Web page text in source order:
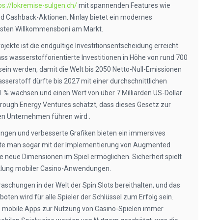
lokremise-sulgen.ch/mit spannenden Features wie
Cashback-Aktionen. Ninlay bietet ein modernes
Willkommensboni am Markt.
ist die endgültige Investitionsentscheidung erreicht.
wasserstofforientierte Investitionen in Höhe von rund 700
werden, damit die Welt bis 2050 Netto-Null-Emissionen
dürfte bis 2027 mit einer durchschnittlichen
wachsen und einen Wert von über 7 Milliarden US-Dollar
Energy Ventures schätzt, dass dieses Gesetz zur
Unternehmen führen wird .
und verbesserte Grafiken bieten ein immersives
man sogar mit der Implementierung von Augmented
neue Dimensionen im Spiel ermöglichen. Sicherheit spielt
mobiler Casino-Anwendungen.
in der Welt der Spin Slots bereithalten, und das
wird für alle Spieler der Schlüssel zum Erfolg sein.
Apps zur Nutzung von Casino-Spielen immer